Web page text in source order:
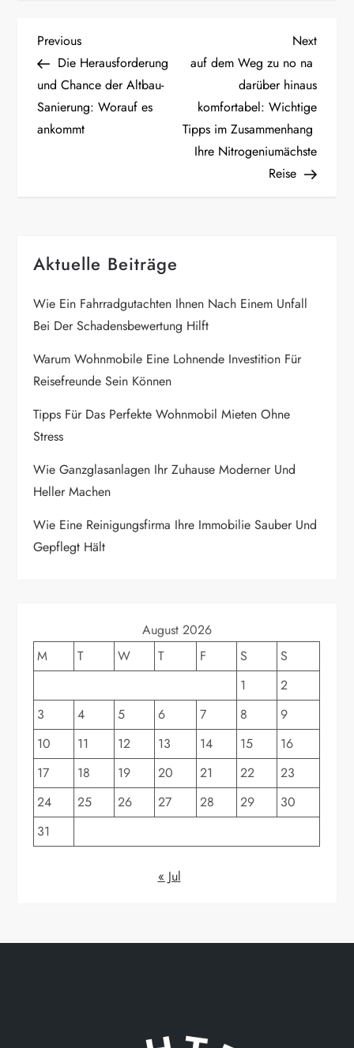
P
o
s
v
i
g
a
t
i
o
n
Previous
Post
Previous
Die Herausforderung
und Chance der Altbau-
Sanierung: Worauf es
ankommt
Next
Next
auf dem Weg zu no na
darüber hinaus
komfortabel: Wichtige
Tipps im Zusammenhang
Ihre Nitrogeniumächste
Reise
Aktuelle Beiträge
Wie Ein Fahrradgutachten Ihnen Nach Einem Unfall
Bei Der Schadensbewertung Hilft
Warum Wohnmobile Eine Lohnende Investition Für
Reisefreunde Sein Können
Tipps Für Das Perfekte Wohnmobil Mieten Ohne
Stress
Wie Ganzglasanlagen Ihr Zuhause Moderner Und
Heller Machen
Wie Eine Reinigungsfirma Ihre Immobilie Sauber Und
Gepflegt Hält
August 2026
M
T W T F S
S
1
2
3
4 5 6 7 8
9
10
11 12 13 14 15
16
17
18 19 20 21 22
23
24
25 26 27 28 29
30
31
« Jul